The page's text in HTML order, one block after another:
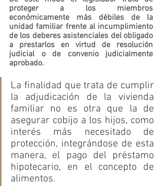
proteger a los miembros
económicamente más débiles de la
unidad familiar frente al incumplimiento
de los deberes asistenciales del obligado
a prestarlos en virtud de resolución
judicial o de convenio judicialmente
aprobado.
La finalidad que trata de cumplir
la adjudicación de la vivienda
familiar no es otra que la de
asegurar cobijo a los hijos, como
interés más necesitado de
protección, integrándose de esta
manera, el pago del préstamo
hipotecario, en el concepto de
alimentos.